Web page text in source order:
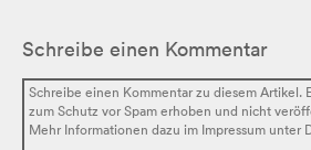
Schreibe einen Kommentar